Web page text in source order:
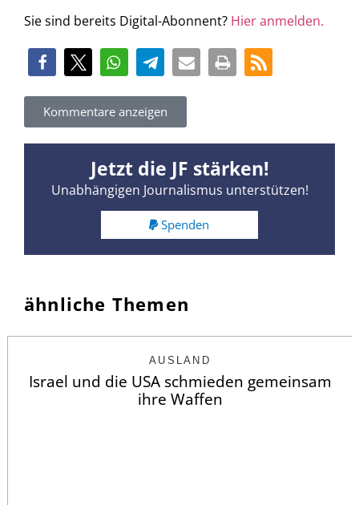
Sie sind bereits Digital-Abonnent? Hier anmelden.
Kommentare anzeigen
Jetzt die JF stärken!
Unabhängigen Journalismus unterstützen!
Spenden
ähnliche Themen
AUSLAND
Israel und die USA schmieden gemeinsam
ihre Waffen